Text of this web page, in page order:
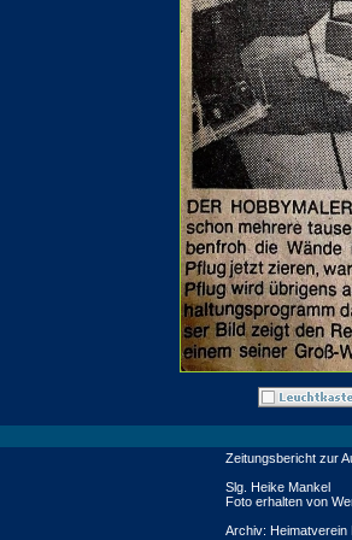
Zeitungsbericht zur
Slg. Heike Mankel
Foto erhalten von
Archiv: Heimatverein